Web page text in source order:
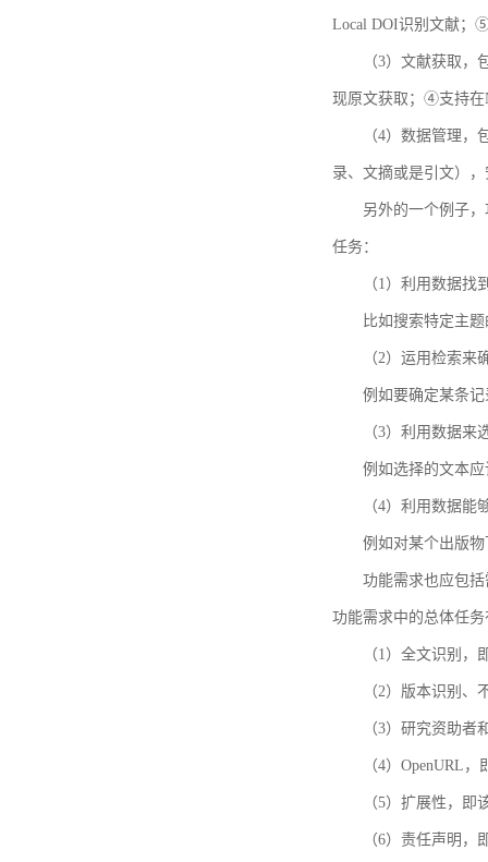
Local DOI识别文献；
（3）文献获取
现原文获取；④支持在
（4）数据管理
录、文摘或是引文）
另外的一个例子，
任务：
（1）利用数据找
比如搜索特定主
（2）运用检索来
例如要确定某条
（3）利用数据来
例如选择的文本
（4）利用数据能
例如对某个出版
功能需求也应包括
功能需求中的总体任
（1）全文识别
（2）版本识别、
（3）研究资助者
（4）OpenURL
（5）扩展性，
（6）责任声明，